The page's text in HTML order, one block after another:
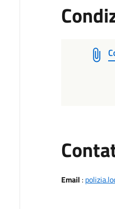
Email: